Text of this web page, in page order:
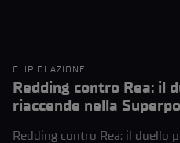
CLIP DI AZIONE
Redding contro Rea: il
riaccende nella
Redding contro Rea: il duello